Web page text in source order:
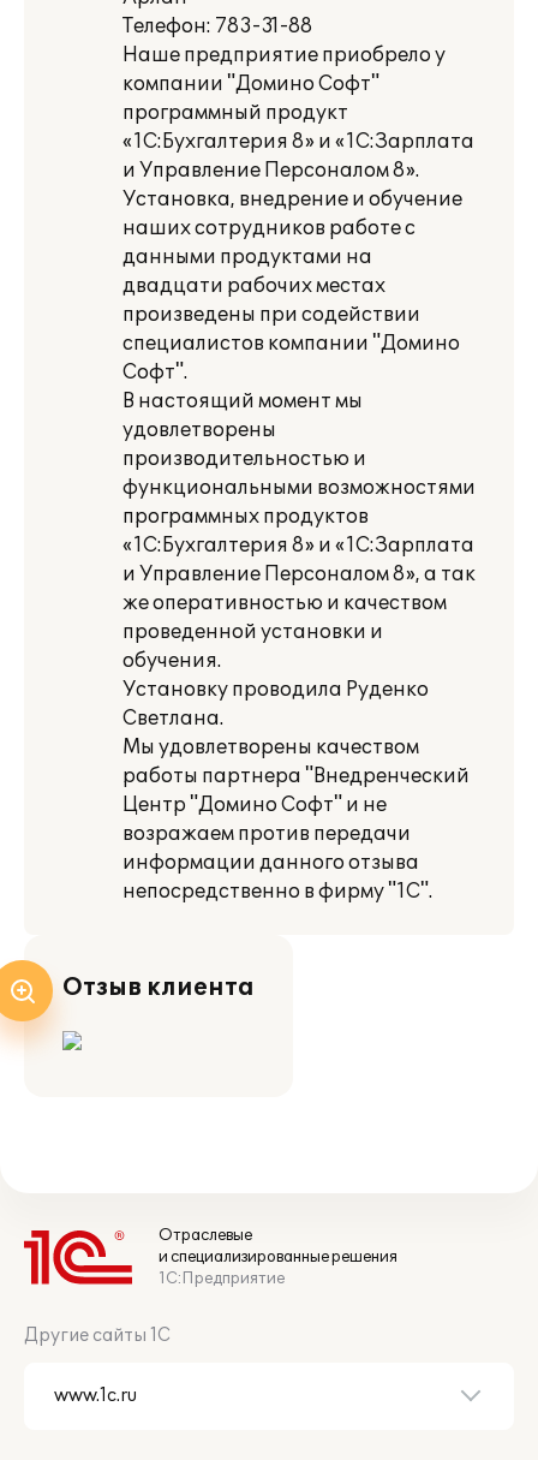
Телефон: 783-31-88
Наше предприятие приобрело у
компании "Домино Софт"
программный продукт
«1С:Бухгалтерия 8» и «1С:Зарплата
и Управление Персоналом 8».
Установка, внедрение и обучение
наших сотрудников работе с
данными продуктами на
двадцати рабочих местах
произведены при содействии
специалистов компании "Домино
Софт".
В настоящий момент мы
удовлетворены
производительностью и
функциональными возможностями
программных продуктов
«1С:Бухгалтерия 8» и «1С:Зарплата
и Управление Персоналом 8», а так
же оперативностью и качеством
проведенной установки и
обучения.
Установку проводила Руденко
Светлана.
Мы удовлетворены качеством
работы партнера "Внедренческий
Центр "Домино Софт" и не
возражаем против передачи
информации данного отзыва
непосредственно в фирму "1С".
Отзыв клиента
Отраслевые
и специализированные решения
1С:Предприятие
Другие сайты 1С